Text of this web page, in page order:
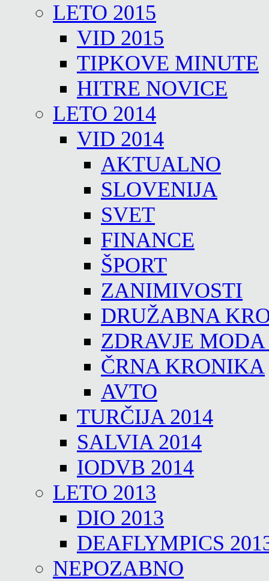
LETO 2015
VID 2015
TIPKOVE MINUTE
HITRE NOVICE
LETO 2014
VID 2014
AKTUALNO
SLOVENIJA
SVET
FINANCE
ŠPORT
ZANIMIVOSTI
DRUŽABNA
ZDRAVJE
ČRNA KRONIKA
AVTO
TURČIJA 2014
SALVIA 2014
IODVB 2014
LETO 2013
DIO 2013
DEAFLYMPICS
NEPOZABNO